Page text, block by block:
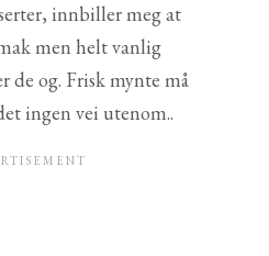
innbiller meg at
men helt vanlig
de og. Frisk mynte må
ingen vei utenom..